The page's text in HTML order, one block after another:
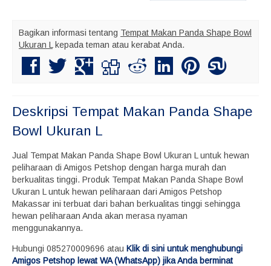
Bagikan informasi tentang Tempat Makan Panda Shape Bowl
Ukuran L
kepada teman atau kerabat Anda.
Deskripsi Tempat Makan Panda Shape
Bowl Ukuran L
Jual Tempat Makan Panda Shape Bowl Ukuran L untuk hewan
peliharaan di Amigos Petshop dengan harga murah dan
berkualitas tinggi. Produk Tempat Makan Panda Shape Bowl
Ukuran L untuk hewan peliharaan dari Amigos Petshop
Makassar ini terbuat dari bahan berkualitas tinggi sehingga
hewan peliharaan Anda akan merasa nyaman
menggunakannya.
Hubungi 085270009696 atau Klik di sini untuk menghubungi
Amigos Petshop lewat WA (WhatsApp) jika Anda berminat